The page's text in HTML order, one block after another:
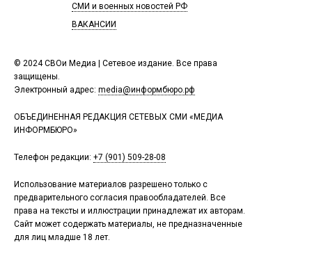
© 2024 СВОи Медиа | Сетевое издание. Все права
защищены.
Электронный адрес: media@информбюро.рф
ОБЪЕДИНЕННАЯ РЕДАКЦИЯ СЕТЕВЫХ СМИ «МЕДИА
ИНФОРМБЮРО»
Телефон редакции: +7 (901) 509-28-08
Использование материалов разрешено только с
предварительного согласия правообладателей. Все
права на тексты и иллюстрации принадлежат их авторам.
Сайт может содержать материалы, не предназначенные
для лиц младше 18 лет.
СМИ и военных новостей РФ
ВАКАНСИИ